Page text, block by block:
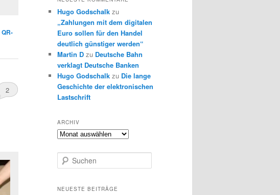
QR-
2
Hugo Godschalk zu
„Zahlungen mit dem digitalen
Euro sollen für den Handel
deutlich günstiger werden“
Martin D zu Deutsche Bahn
verklagt Deutsche Banken
Hugo Godschalk zu Die lange
Geschichte der elektronischen
Lastschrift
ARCHIV
Archiv
u
h
NEUESTE BEITRÄGE